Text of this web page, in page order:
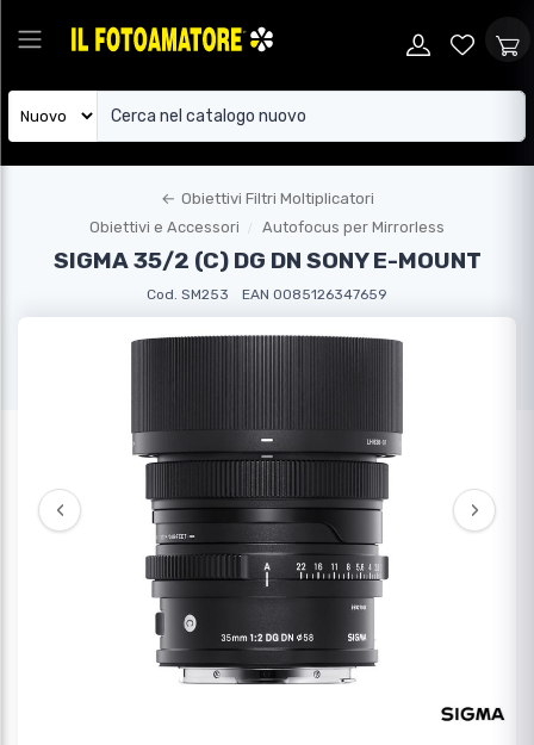
← Obiettivi Filtri Moltiplicatori
Obiettivi e Accessori
Autofocus per Mirrorless
SIGMA 35/2 (C) DG DN SONY E-MOUNT
Cod. SM253 EAN 0085126347659
‹ ›